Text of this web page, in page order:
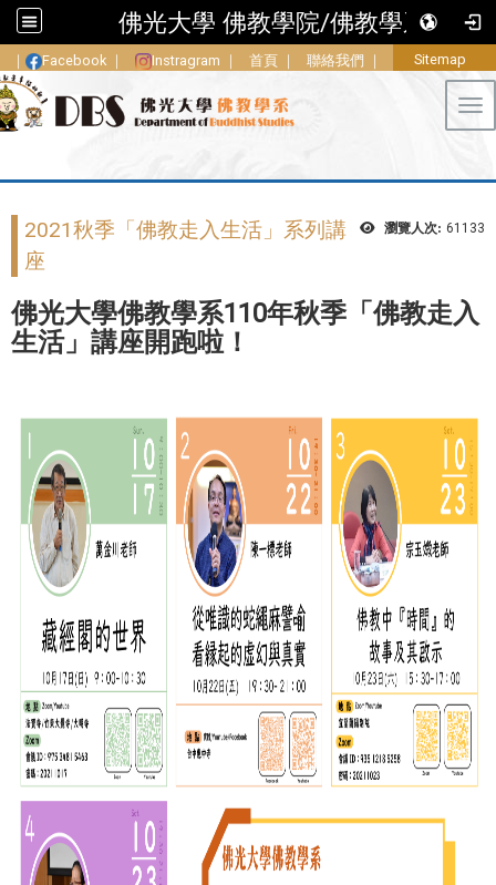
佛光大學 佛教學院/佛教學系
｜ Facebook ｜ Instragram ｜ 首頁 ｜ 聯絡我們 ｜ Sitemap
瀏覽人次: 61133
2021秋季「佛教走入生活」系列講
座
佛光大學佛教學系110年秋季「佛教走入
生活」講座開跑啦！